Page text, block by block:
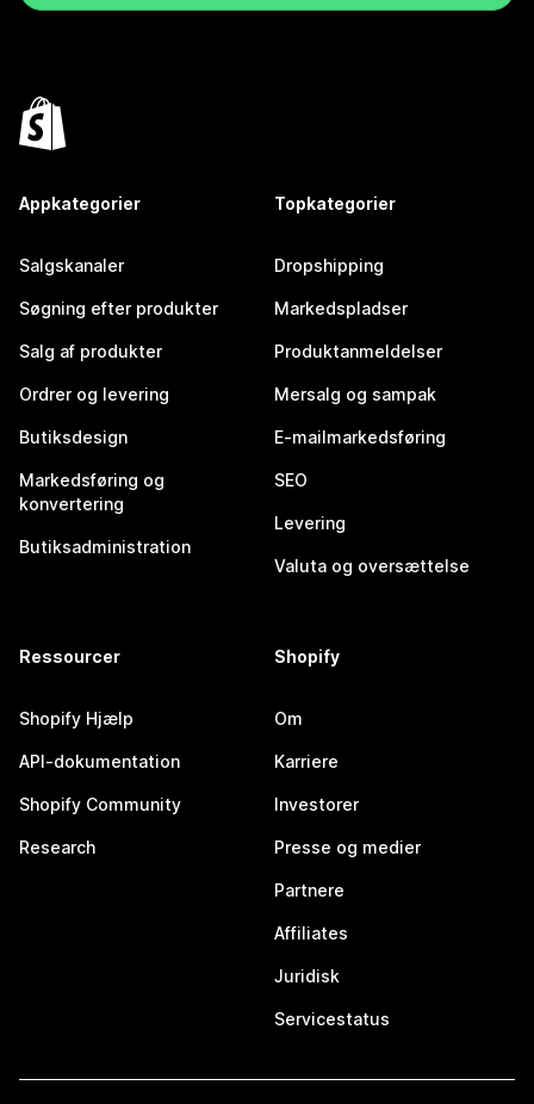
Appkategorier
Salgskanaler
Søgning efter produkter
Salg af produkter
Ordrer og levering
Butiksdesign
Markedsføring og
konvertering
Butiksadministration
Topkategorier
Dropshipping
Markedspladser
Produktanmeldelser
Mersalg og sampak
E-mailmarkedsføring
SEO
Levering
Valuta og oversættelse
Ressourcer
Shopify Hjælp
API-dokumentation
Shopify Community
Research
Shopify
Om
Karriere
Investorer
Presse og medier
Partnere
Affiliates
Juridisk
Servicestatus